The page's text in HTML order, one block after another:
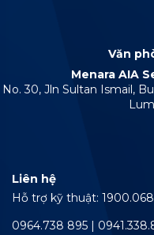
Văn
Menara AIA
No. 30, Jln Sultan Ismail,
Liên hệ
Hỗ trợ kỹ thuật:
0964.738 895 |